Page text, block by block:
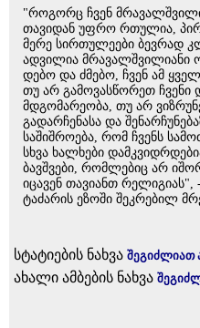
"როგორც ჩვენ
თავიდან უფრო რთულია,
მერე სირთულეები ბევრად
ადვილია მრავალშვილიანი
დებო და ძმებო, ჩვენ ამ
თუ არ გამოვასწორეთ
მდგომარეობა, თუ არ
გადარჩენასა და
საშიშროება, რომ ჩვენს
სხვა ხალხები
ბავშვები, რომლებიც არ
იცავენ თავიანთ რელიგიას",
ტაძარის ეზოში შეკრებილ
სტატიების ნახვა შეგიძლიათ
ახალი ამბების ნახვა